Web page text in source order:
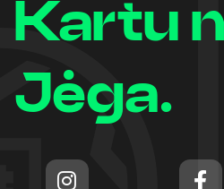
Kartu
Jėga.